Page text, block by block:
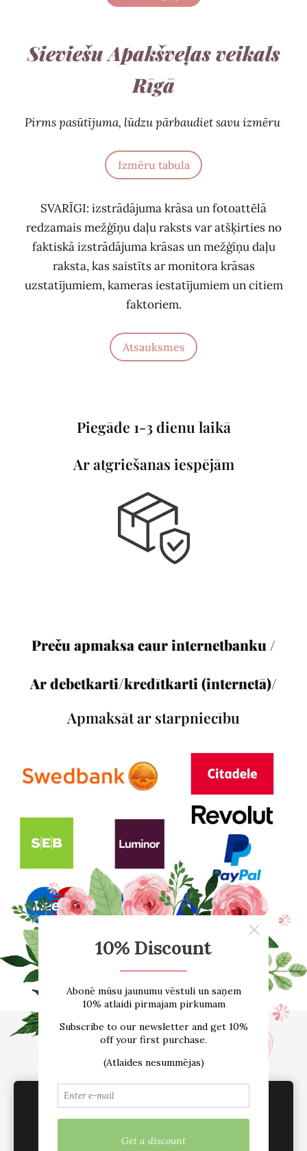
Sieviešu Apakšveļas veikals
Rīgā
Pirms pasūtījuma, lūdzu pārbaudiet savu izmēru
Izmēru tabula
SVARĪGI: izstrādājuma krāsa un fotoattēlā
redzamais mežģīņu daļu raksts var atšķirties no
faktiskā izstrādājuma krāsas un mežģīņu daļu
raksta, kas saistīts ar monitora krāsas
uzstatījumiem, kameras iestatījumiem un citiem
faktoriem.
Atsauksmes
Piegāde 1-3 dienu laikā
Ar atgriešanas iespējām
Preču apmaksa caur internetbanku /
Ar debetkarti/kredītkarti (internetā)/
Apmaksāt ar starpniecību
E-VEIKALS
Par mums
Atsauksmes
Blogs
Izmēru tabula
Kontakti
Piegāde
Noteikumi
Customize